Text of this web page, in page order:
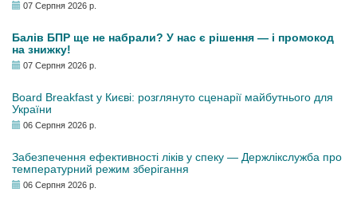
07 Серпня 2026 р.
Балів БПР ще не набрали? У нас є рішення — і промокод
на знижку!
07 Серпня 2026 р.
Board Breakfast у Києві: розглянуто сценарії майбутнього для
України
06 Серпня 2026 р.
Забезпечення ефективності ліків у спеку — Держлікслужба про
температурний режим зберігання
06 Серпня 2026 р.